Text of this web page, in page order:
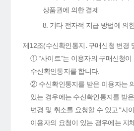
상품권에 의한 결제
8. 기타 전자적 지급 방법에 의
제12조(수신확인통지․구매신청 변경
① “사이트”는 이용자의 구매신청
수신확인통지를 합니다.
② 수신확인통지를 받은 이용자는
있는 경우에는 수신확인통지를 받
변경 및 취소를 요청할 수 있고 “사
이용자의 요청이 있는 경우에는 지